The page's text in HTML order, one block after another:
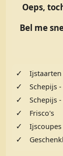
Oeps,
Bel me
✓ Ijstaarten
✓ Schepijs
✓ Schepijs
✓ Frisco's
✓ Ijscoupes
✓